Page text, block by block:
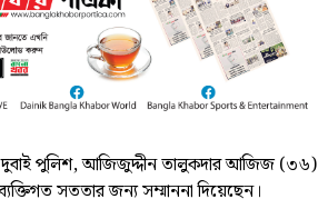
পুলিশ, আজিজুদ্দীন তালুকদার আজিজ (৩৬)
সততার জন্য সম্মাননা দিয়েছেন।